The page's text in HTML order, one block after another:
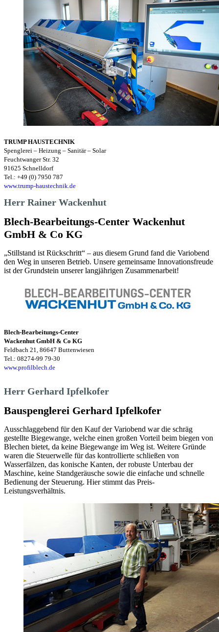
TRUMP HAUSTECHNIK
Spenglerei – Heizung – Sanitär – Solar
Feuchtwanger Str. 32
91625 Schnelldorf
Tel.: +49 (0) 7950 787
www.trump-haustechnik.de
Herr Rainer Wackenhut
Blech-Bearbeitungs-Center Wackenhut
GmbH & Co KG
„Stillstand ist Rückschritt“ – aus diesem Grund fand die Variobend
den Weg in unseren Betrieb. Unsere gemeinsame Innovationsfreude
ist der Grundstein unserer langjährigen Zusammenarbeit!
Blech-Bearbeitungs-Center
Wackenhut GmbH & Co KG
Feldbach 21, 86647 Buttenwiesen
Tel.: 08274-99 79-30
www.profilblech.de
Herr Gerhard Ipfelkofer
Bauspenglerei Gerhard Ipfelkofer
Ausschlaggebend für den Kauf der Variobend war die schräg
gestellte Biegewange, welche einen großen Vorteil beim biegen von
Blechen bietet, da keine Biegewange im Weg ist. Weitere Gründe
waren die Steuerwelle für das kontrollierte schließen von
Wasserfälzen, das konische Kanten, der robuste Unterbau der
Maschine, keine Standgeräusche sowie die einfache und schnelle
Bedienung der Steuerung. Hier stimmt das Preis-
Leistungsverhältnis.